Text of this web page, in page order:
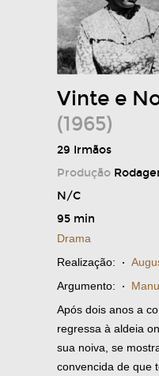
Vinte e
(1965)
29 Irmãos
Produção
N/C
95 min
Drama
Realização: ·
Argumento: ·
Após dois anos a
regressa à aldeia
sua noiva, se
convencida de que